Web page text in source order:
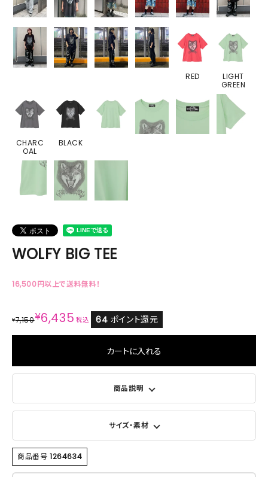
RED
LIGHT
GREEN
CHARC
OAL
BLACK
WOLFY BIG TEE
16,500円以上で送料無料！
¥7,150¥6,435 税込 64 ポイント還元
カートに入れる
商品説明
サイズ・素材
商品番号 1264634